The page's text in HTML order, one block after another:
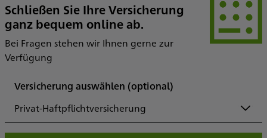
Schließen Sie Ihre Versicherung
ganz bequem online ab.
Bei Fragen stehen wir Ihnen gerne zur
Verfügung
Versicherung auswählen (optional)
Privat-Haftpflichtversicherung